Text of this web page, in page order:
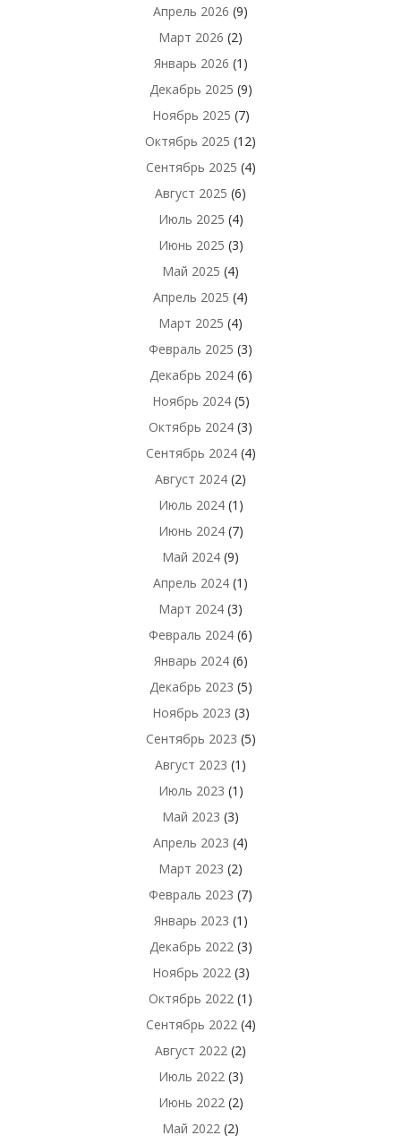
Апрель 2026 (9)
Март 2026 (2)
Январь 2026 (1)
Декабрь 2025 (9)
Ноябрь 2025 (7)
Октябрь 2025 (12)
Сентябрь 2025 (4)
Август 2025 (6)
Июль 2025 (4)
Июнь 2025 (3)
Май 2025 (4)
Апрель 2025 (4)
Март 2025 (4)
Февраль 2025 (3)
Декабрь 2024(6)
Ноябрь 2024(5)
Октябрь 2024 (3)
Сентябрь 2024(4)
Август 2024 (2)
Июль 2024(1)
Июнь 2024(7)
Май 2024 (9)
Апрель 2024 (1)
Март 2024 (3)
Февраль 2024 (6)
Январь 2024(6)
Декабрь 2023 (5)
Ноябрь 2023 (3)
Сентябрь 2023 (5)
Август 2023 (1)
Июль 2023 (1)
Май 2023 (3)
Апрель 2023 (4)
Март 2023 (2)
Февраль 2023 (7)
Январь 2023 (1)
Декабрь 2022 (3)
Ноябрь 2022 (3)
Октябрь 2022 (1)
Сентябрь 2022 (4)
Август 2022 (2)
Июль 2022 (3)
Июнь 2022 (2)
Май 2022 (2)